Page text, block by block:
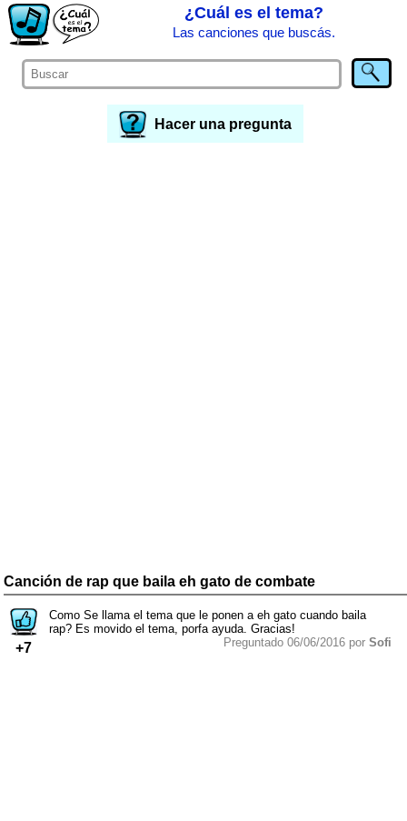
¿Cuál es el tema?
Las canciones que buscás.
Hacer una pregunta
Canción de rap que baila eh gato de combate
+7
Como Se llama el tema que le ponen a eh gato cuando baila
rap? Es movido el tema, porfa ayuda. Gracias!
Preguntado 06/06/2016 por Sofi